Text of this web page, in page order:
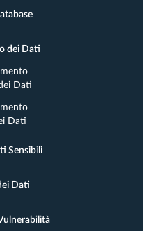
dei Dati
Dati
Dati
Sensibili
Dati